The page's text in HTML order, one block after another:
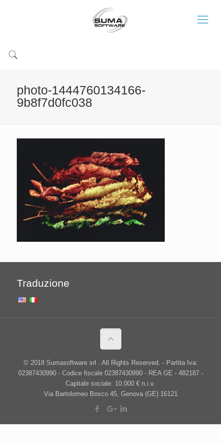
photo-1444760134166-
9b8f7d0fc038
Traduzione
© 2018 Sumasoftware srl . All Rights Reserved. - Partita Iva:
02387430990 - Codice fiscale 02387430990 - REA GE - 482187 -
Capitale sociale: 10.000 € n.i.v.
Via Bartolomeo Bosco 45, Genova (GE) 16121